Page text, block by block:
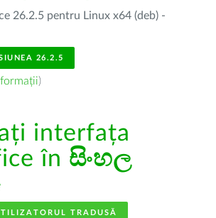
26.2.5 pentru Linux x64 (deb) -
26.2.5
)
interfața
în සිංහල
TRADUSĂ